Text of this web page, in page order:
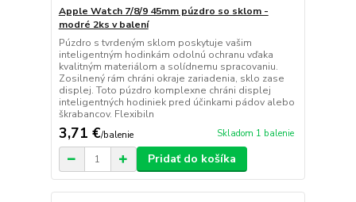
Apple Watch 7/8/9 45mm púzdro so sklom -
modré 2ks v balení
Púzdro s tvrdeným sklom poskytuje vašim
inteligentným hodinkám odolnú ochranu vďaka
kvalitným materiálom a solídnemu spracovaniu.
Zosilnený rám chráni okraje zariadenia, sklo zase
displej. Toto púzdro komplexne chráni displej
inteligentných hodiniek pred účinkami pádov alebo
škrabancov. Flexibiln
3,71 €/balenie Skladom 1 balenie
Pridať do košíka